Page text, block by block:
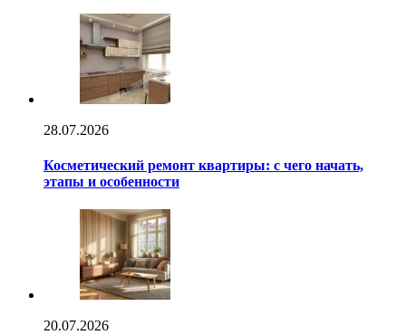
28.07.2026
Косметический ремонт квартиры: с чего начать,
этапы и особенности
20.07.2026